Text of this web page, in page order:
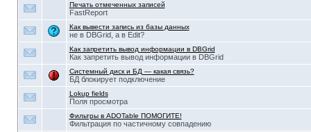
Печать отмеченных записей
FastReport
Как вывести запись из базы данных
не в DBGrid, а в Edit?
Как запретить вывод информации в DBGrid
Как запретить вывод информации в DBGrid
Системный диск и БД — какая связь?
БД блокирует подключение
Lokup fields
Поля просмотра
Фильтры в ADOTable ПОМОГИТЕ!
Фильтрация по частичному совпадению